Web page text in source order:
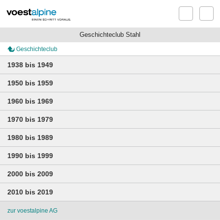
Geschichteclub Stahl
Geschichteclub
1938 bis 1949
1950 bis 1959
1960 bis 1969
1970 bis 1979
1980 bis 1989
1990 bis 1999
2000 bis 2009
2010 bis 2019
zur voestalpine AG